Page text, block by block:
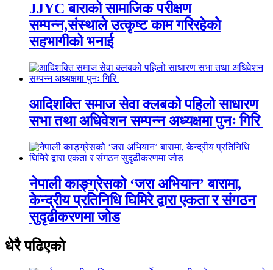
JJYC बाराको सामाजिक परीक्षण
सम्पन्न,संस्थाले उत्कृष्ट काम गरिरहेको
सहभागीको भनाई
आदिशक्ति समाज सेवा क्लबको पहिलो साधारण
सभा तथा अधिवेशन सम्पन्न अध्यक्षमा पुनः गिरि
नेपाली काङ्ग्रेसको ‘जरा अभियान’ बारामा,
केन्द्रीय प्रतिनिधि घिमिरे द्वारा एकता र संगठन
सुदृढीकरणमा जोड
धेरै पढिएको